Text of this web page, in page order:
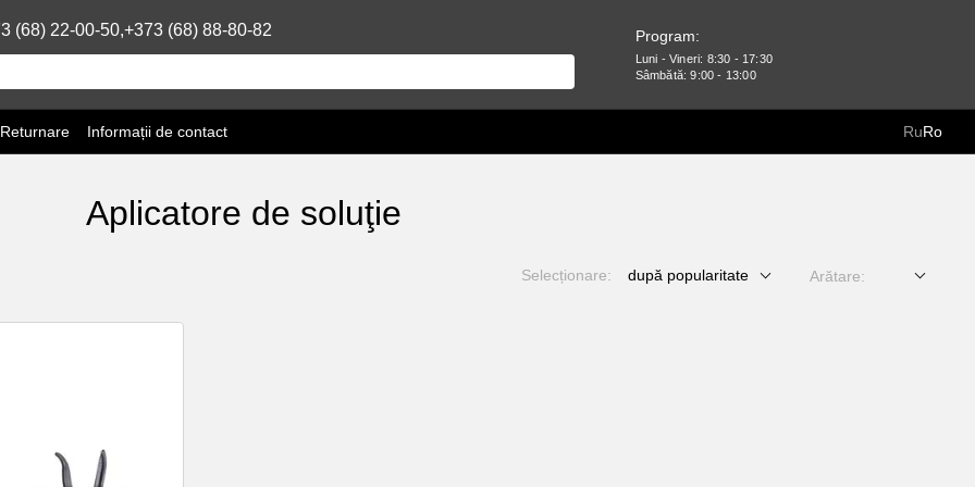
(68) 22-00-50,+373 (68) 88-80-82 Program:
Luni - Vineri: 8:30 - 17:30
Sâmbătă: 9:00 - 13:00
Informații de contact RuRo
Aplicatore de soluţie
Selecționare: după popularitate Arătare: